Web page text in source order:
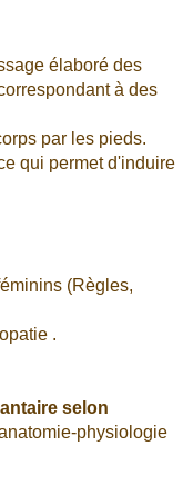
élaboré des
à des
par les pieds.
qui permet d'induire
(Règles,
.
selon
physiologie